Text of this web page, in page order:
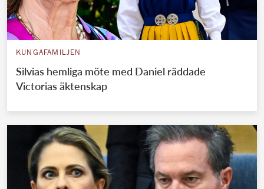
KUNGAFAMILJEN
Silvias hemliga möte med Daniel räddade
Victorias äktenskap